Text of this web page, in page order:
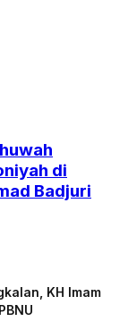
di
Badjuri
KH Imam